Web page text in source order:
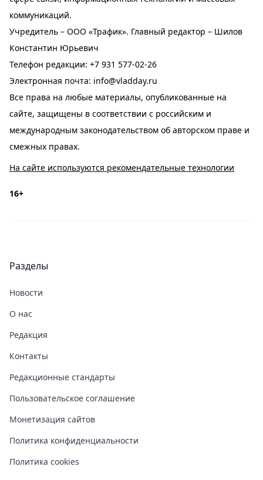
коммуникаций.
Учредитель – ООО «Трафик». Главный редактор – Шилов
Константин Юрьевич
Телефон редакции: +7 931 577-02-26
Электронная почта: info@vladday.ru
Все права на любые материалы, опубликованные на
сайте, защищены в соответствии с российским и
международным законодательством об авторском праве и
смежных правах.
На сайте используются рекомендательные технологии
16+
Разделы
Новости
О нас
Редакция
Контакты
Редакционные стандарты
Пользовательское соглашение
Монетизация сайтов
Политика конфиденциальности
Политика cookies